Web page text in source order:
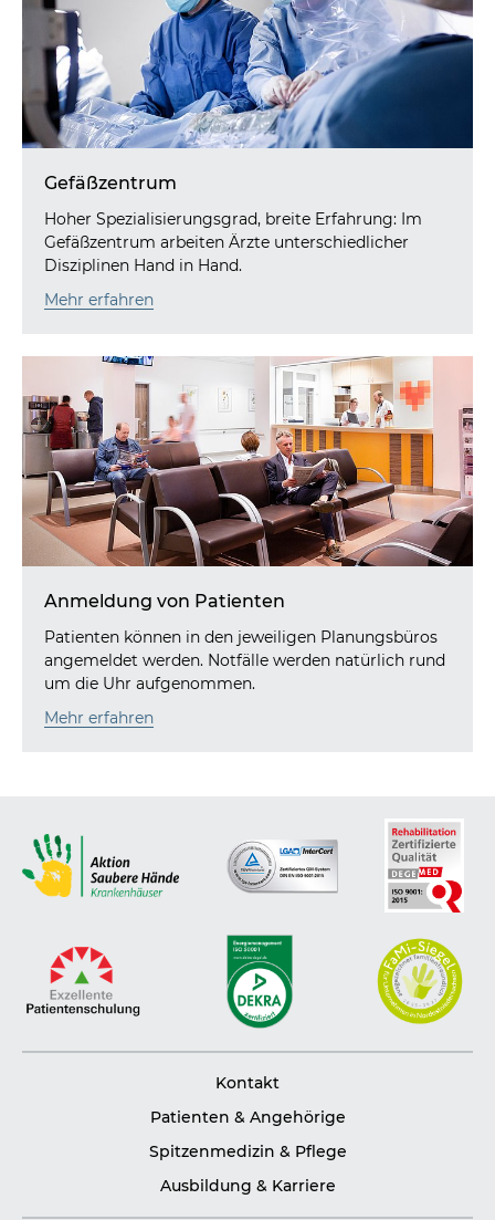
Gefäßzentrum
Hoher Spezialisierungsgrad, breite Erfahrung: Im
Gefäßzentrum arbeiten Ärzte unterschiedlicher
Disziplinen Hand in Hand.
Mehr erfahren
Anmeldung von Patienten
Patienten können in den jeweiligen Planungsbüros
angemeldet werden. Notfälle werden natürlich rund
um die Uhr aufgenommen.
Mehr erfahren
Kontakt
Patienten & Angehörige
Spitzenmedizin & Pflege
Ausbildung & Karriere